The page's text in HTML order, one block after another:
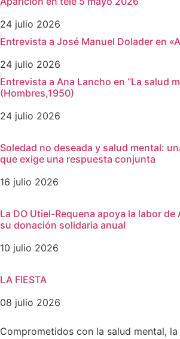
24 julio 2026
Entrevista a José Manuel Dolader en
24 julio 2026
Entrevista a Ana Lancho en “La salud
(Hombres,1950)
24 julio 2026
Soledad no deseada y salud mental:
que exige una respuesta conjunta
16 julio 2026
La DO Utiel-Requena apoya la labor de
su donación solidaria anual
10 julio 2026
LA FIESTA
08 julio 2026
Comprometidos con la salud mental,